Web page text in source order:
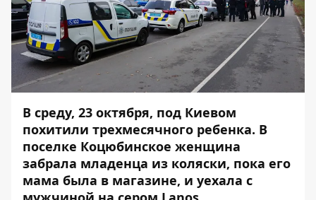
В среду, 23 октября, под Киевом
похитили трехмесячного ребенка. В
поселке Коцюбинское женщина
забрала младенца из коляски, пока его
мама была в магазине, и уехала с